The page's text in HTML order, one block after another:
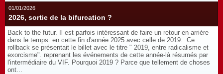
01/01/2026
2026, sortie de la bifurcation ?
Back to the futur. Il est parfois intéressant de faire un retour en arrière
dans le temps. en cette fin d'année 2025 avec celle de 2019. Ce
rollback se présentait le billet avec le titre " 2019, entre radicalisme et
exorcisme". reprenant les événements de cette année-là résumés par
l'intermédiaire du VIF. Pourquoi 2019 ? Parce que tellement de choses
ont...